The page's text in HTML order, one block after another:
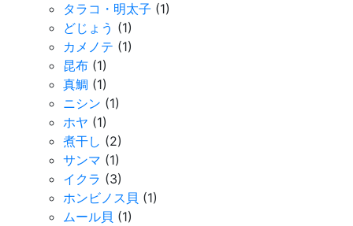
タラコ・明太子 (1)
どじょう (1)
カメノテ (1)
昆布 (1)
真鯛 (1)
ニシン (1)
ホヤ (1)
煮干し (2)
サンマ (1)
イクラ (3)
ホンビノス貝 (1)
ムール貝 (1)